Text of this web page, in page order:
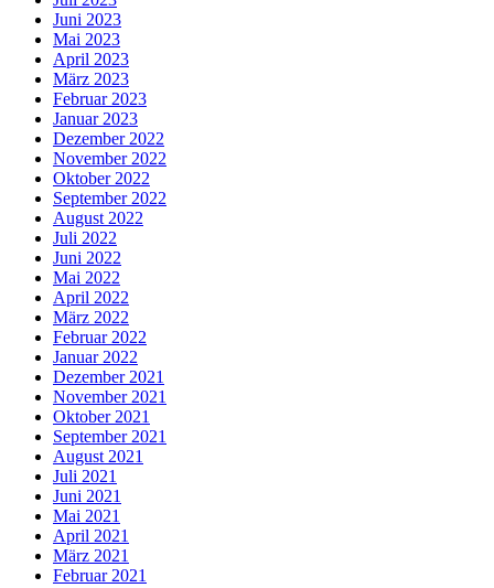
Juni 2023
Mai 2023
April 2023
März 2023
Februar 2023
Januar 2023
Dezember 2022
November 2022
Oktober 2022
September 2022
August 2022
Juli 2022
Juni 2022
Mai 2022
April 2022
März 2022
Februar 2022
Januar 2022
Dezember 2021
November 2021
Oktober 2021
September 2021
August 2021
Juli 2021
Juni 2021
Mai 2021
April 2021
März 2021
Februar 2021